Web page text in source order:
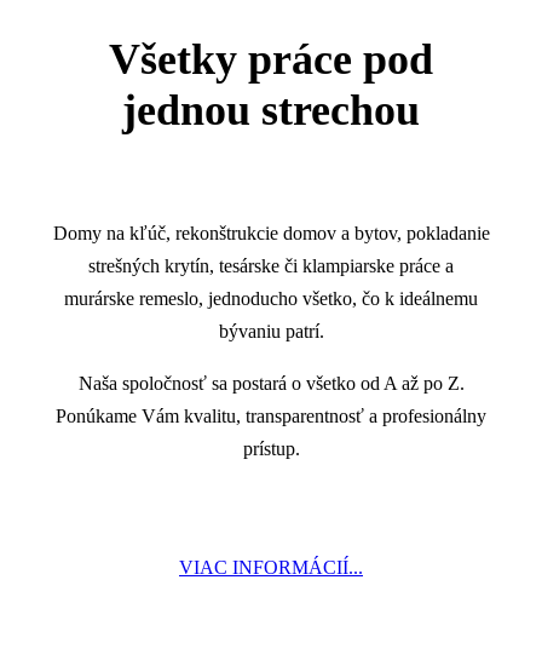
Všetky práce pod
jednou strechou
Domy na kľúč, rekonštrukcie domov a bytov, pokladanie
strešných krytín, tesárske či klampiarske práce a
murárske remeslo, jednoducho všetko, čo k ideálnemu
bývaniu patrí.
Naša spoločnosť sa postará o všetko od A až po Z.
Ponúkame Vám kvalitu, transparentnosť a profesionálny
prístup.
VIAC INFORMÁCIÍ...